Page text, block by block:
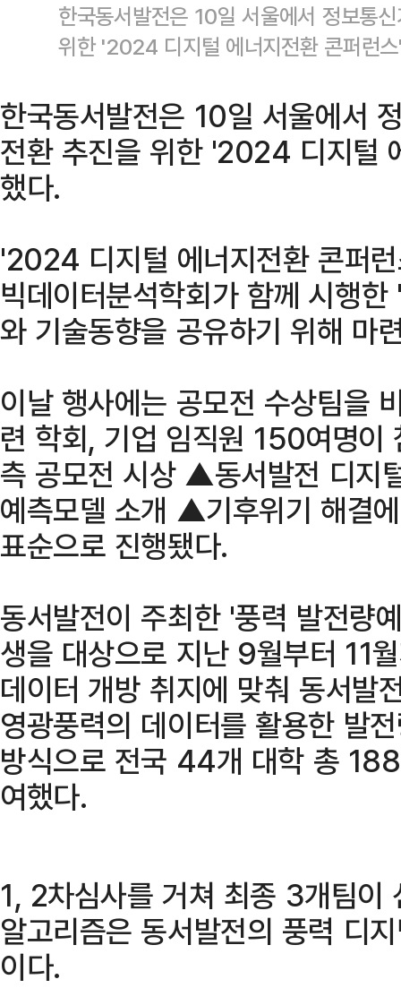
한국동서발전은 10일 서울에서 정보통
위한 '2024 디지털 에너지전환 콘퍼런
한국동서발전은 10일 서울에서
전환 추진을 위한 '2024 디지털
했다.
'2024 디지털 에너지전환 콘퍼
빅데이터분석학회가 함께 시행
와 기술동향을 공유하기 위해 마
이날 행사에는 공모전 수상팀을
련 학회, 기업 임직원 150여명
측 공모전 시상 ▲동서발전 디지
예측모델 소개 ▲기후위기 해결
표순으로 진행됐다.
동서발전이 주최한 '풍력 발전량
생을 대상으로 지난 9월부터 11
데이터 개방 취지에 맞춰 동서발
영광풍력의 데이터를 활용한 발
방식으로 전국 44개 대학 총
여했다.
1, 2차심사를 거쳐 최종 3개팀이
알고리즘은 동서발전의 풍력 디
이다.